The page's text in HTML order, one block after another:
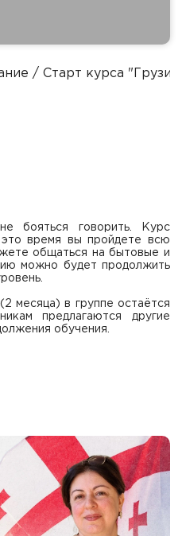
Старт курса
бояться говорить. Курс
время вы пройдете всю
общаться на бытовые и
можно будет продолжить
месяца) в группе остаётся
предлагаются другие
обучения.